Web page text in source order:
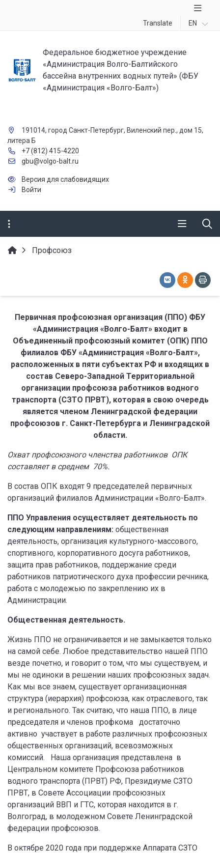
Translate EN
Федеральное бюджетное учреждение
«Администрация Волго-Балтийского
бассейна внутренних водных путей» (ФБУ
«Администрация «Волго-Балт»)
191014, город Санкт-Петербург, Виленский пер., дом 15,
литера Б
+7 (812) 415-4220
gbu@volgo-balt.ru
Версия для слабовидящих
Войти
Профсоюз
Первичная профсоюзная организация (ППО) ФБУ
«Администрация «Волго-Балт» входит в
Объединенный профсоюзный комитет (ОПК) ППО
филиалов ФБУ «Администрация «Волго-Балт»,
расположенных в пяти субъектах РФ и входящих в
состав Северо-Западной Территориальной
организации профсоюза работников водного
транспорта (СЗТО ПРВТ), которая в свою очередь
является членом Ленинградской федерации
профсоюзов г. Санкт-Петербурга и Ленинградской
области.
Охват профсоюзного членства работников ОПК
составляет в среднем 70%.
В состав ОПК входят 9 председателей первичных
организаций филиалов Администрации «Волго-Балт».
ППО Управления осуществляет деятельность по
следующим направлениям: общественная
деятельность, организация культурного-массового,
спортивного, корпоративного досуга работников,
защита прав работников, поддержание среди
работников патриотического духа профессии речника,
работа с молодежью по закреплению их в
Администрации.
Общественная деятельность.
Жизнь ППО не ограничивается и не замыкается только
на самой себе. Любое представительство нашей ППО
везде почетно, и говорит о том, что мы существуем, и
мы не одиноки в решении наших профсоюзных задач.
Как мы все знаем, существует организационная
структура (иерархия) профсоюза, как отраслевого, так
и регионального. Так считаю, что наша ППО, в лице
председателя и членов профкома достаточно
активно участвует в работе различных профсоюзных
общественных организаций, всевозможных
комиссий. Наша организация представлена в
Центральном комитете Профсоюза работников
водного транспорта (ПРВТ) РФ, Президиуме СЗТО
ПРВТ, в Совете Ассоциации профсоюзных
организаций ВВП и ГТС, которая находится в г.
Волгоград, в молодежном Совете Ленинградской
федерации профсоюзов.
В октябре 2020 года при поддержке Аппарата СЗТО